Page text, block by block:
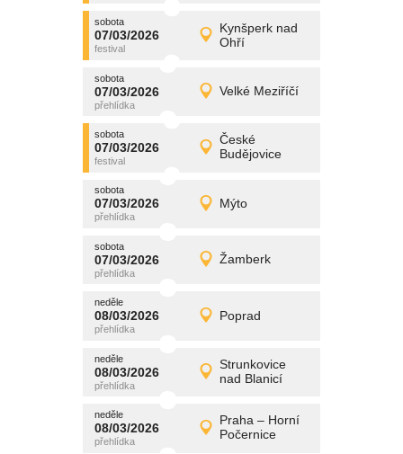
sobota
07/03/2026
Kynšperk nad
Ohří
sobota
07/03/2026 Detail
promítání
sobota
07/03/2026 Velké Meziříčí
sobota
07/03/2026 Detail
promítání
sobota
07/03/2026
České
Budějovice
sobota
07/03/2026 Detail
promítání
sobota
07/03/2026 Mýto
sobota
07/03/2026 Detail
promítání
sobota
07/03/2026 Žamberk
sobota
07/03/2026 Detail
promítání
neděle
08/03/2026 Poprad
neděle
08/03/2026 Detail
promítání
neděle
08/03/2026
Strunkovice
nad Blanicí
neděle
08/03/2026 Detail
promítání
neděle
08/03/2026
Praha – Horní
Počernice
neděle
08/03/2026 Detail
promítání